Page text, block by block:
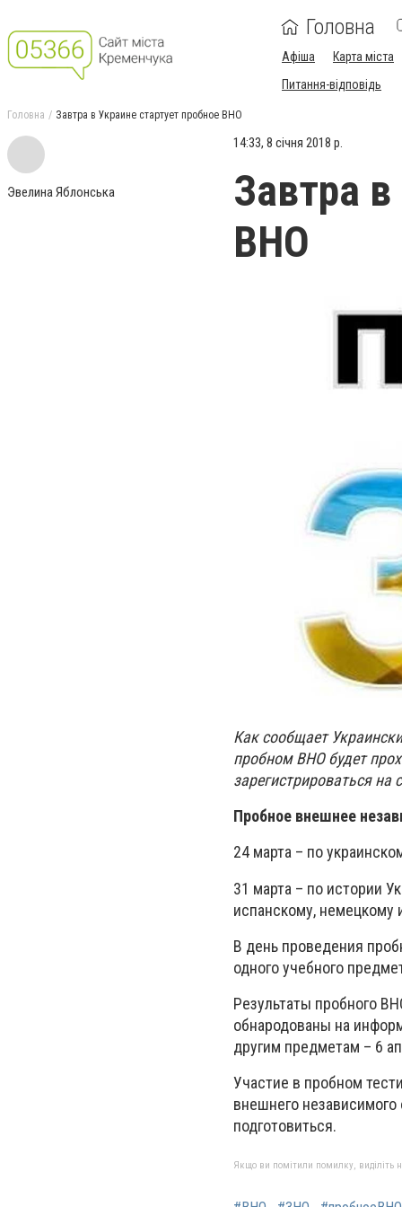
Головна
Афіша Карта міста
Питання-відповідь
Головна Завтра в Украине стартует пробное ВНО
Эвелина Яблонська
14:33, 8 січня 2018 р.
Завтра
ВНО
Как сообщает
пробном ВНО будет
зарегистрироваться на
Пробное внешнее
24 марта – по
31 марта – по истории
испанскому, немецкому
В день проведения
одного учебного
Результаты пробного
обнародованы на
другим предметам – 6
Участие в пробном
внешнего независимого
подготовиться.
Якщо ви помітили помилку, виділіть